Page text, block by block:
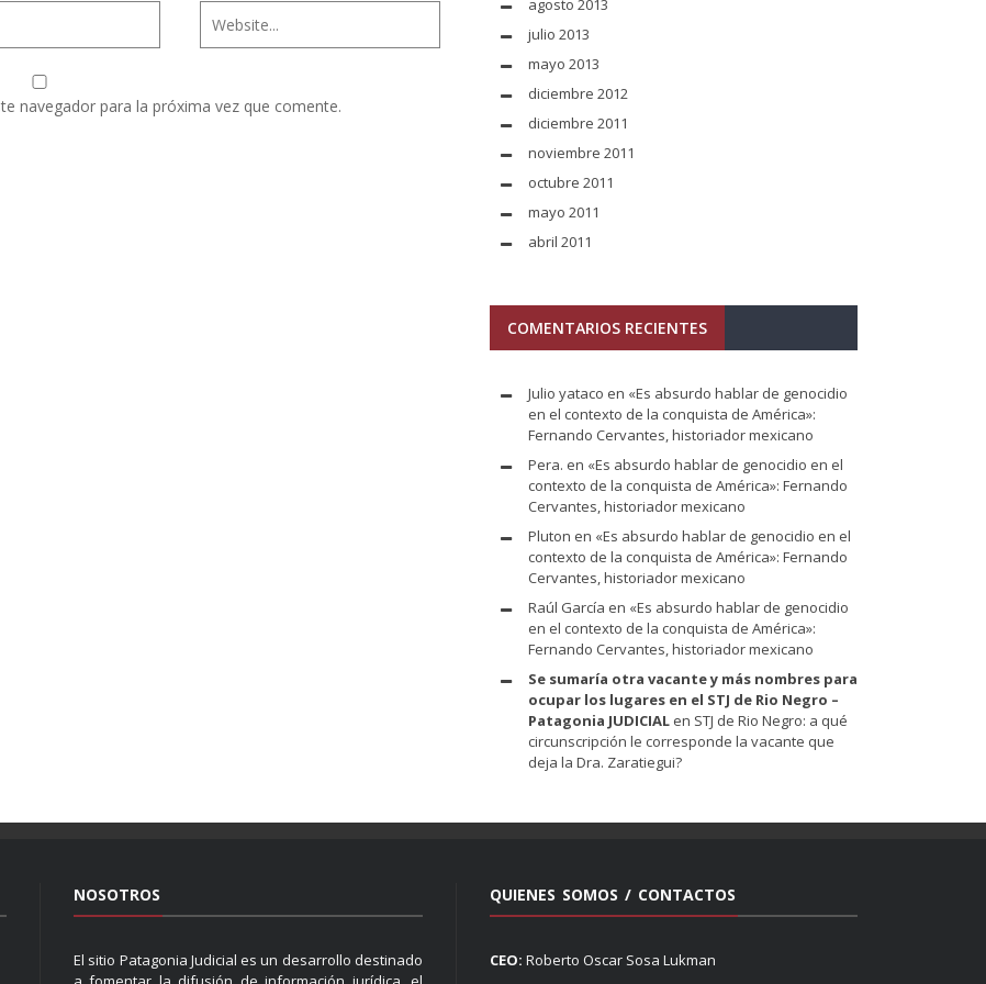
navegador para la próxima vez que comente.
agosto 2013
julio 2013
mayo 2013
diciembre 2012
diciembre 2011
noviembre 2011
octubre 2011
mayo 2011
abril 2011
COMENTARIOS RECIENTES
Julio yataco en «Es absurdo hablar de genocidio
en el contexto de la conquista de América»:
Fernando Cervantes, historiador mexicano
Pera. en «Es absurdo hablar de genocidio en el
contexto de la conquista de América»: Fernando
Cervantes, historiador mexicano
Pluton en «Es absurdo hablar de genocidio en el
contexto de la conquista de América»: Fernando
Cervantes, historiador mexicano
Raúl García en «Es absurdo hablar de genocidio
en el contexto de la conquista de América»:
Fernando Cervantes, historiador mexicano
Se sumaría otra vacante y más nombres para
ocupar los lugares en el STJ de Rio Negro –
Patagonia JUDICIAL en STJ de Rio Negro: a qué
circunscripción le corresponde la vacante que
deja la Dra. Zaratiegui?
NOSOTROS
El sitio Patagonia Judicial es un desarrollo destinado
QUIENES SOMOS / CONTACTOS
CEO: Roberto Oscar Sosa Lukman